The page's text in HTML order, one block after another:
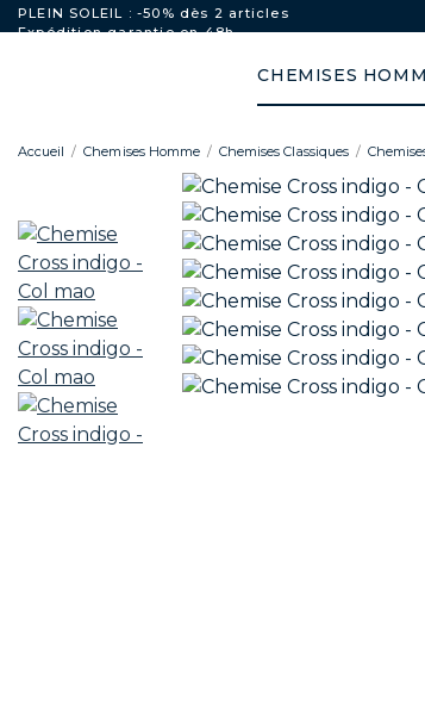
PLEIN SOLEIL : -50% dès 2 articles
Expédition garantie en 48h
CHEMISES
Accueil Chemises Homme Chemises Classiques